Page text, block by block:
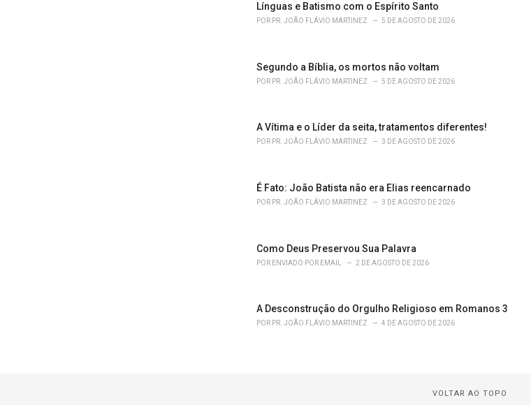
Línguas e Batismo com o Espírito Santo
POR PR. JOÃO FLÁVIO MARTINEZ 5 DE AGOSTO DE 2026
Segundo a Bíblia, os mortos não voltam
POR PR. JOÃO FLÁVIO MARTINEZ 5 DE AGOSTO DE 2026
A Vítima e o Líder da seita, tratamentos diferentes!
POR PR. JOÃO FLÁVIO MARTINEZ 3 DE AGOSTO DE 2026
É Fato: João Batista não era Elias reencarnado
POR PR. JOÃO FLÁVIO MARTINEZ 3 DE AGOSTO DE 2026
Como Deus Preservou Sua Palavra
POR ENVIADO POR EMAIL 2 DE AGOSTO DE 2026
A Desconstrução do Orgulho Religioso em Romanos 3
POR PR. JOÃO FLÁVIO MARTINEZ 4 DE AGOSTO DE 2026
VOLTAR AO TOPO